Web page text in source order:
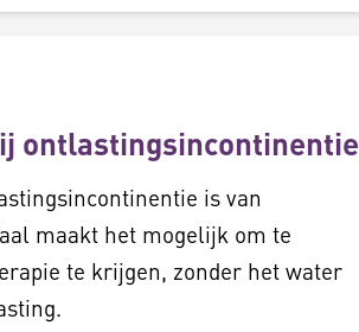
ontlastingsincontinentie
is van
maakt het mogelijk om te
te krijgen, zonder het water